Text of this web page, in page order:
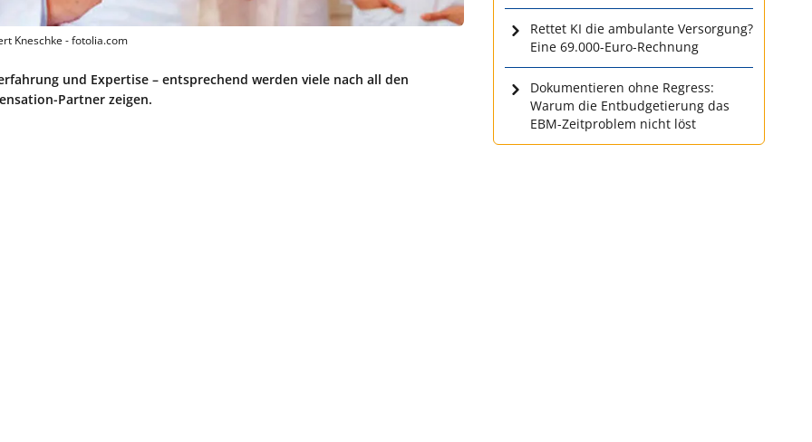
Kneschke - fotolia.com
und Expertise – entsprechend werden viele nach all den
Partner zeigen.
Rettet KI die ambulante Versorgung?
Eine 69.000-Euro-Rechnung
Dokumentieren ohne Regress:
Warum die Entbudgetierung das
EBM-Zeitproblem nicht löst